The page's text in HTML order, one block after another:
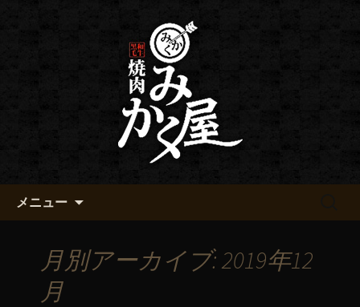
黒毛和牛 みかく屋からのお知
メニュー
月別アーカイブ: 2019年12
月